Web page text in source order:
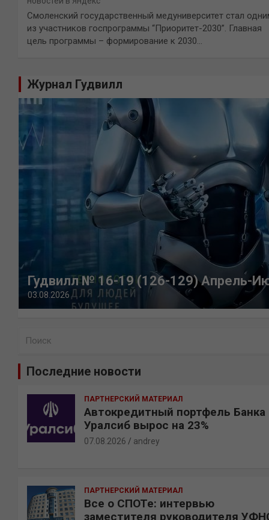
Смоленский государственный медуниверситет стал
из участников госпрограммы “Приоритет-2030”. Главная
цель программы – формирование к 2030…
Журнал Гудвилл
Гудвилл № 16-19 (126-129) Апрель-
03.08.2026
Последние новости
ПАРТНЕРСКИЙ МАТЕРИАЛ
Автокредитный портфель Банка
Уралсиб вырос на 23%
07.08.2026 andrey
ПАРТНЕРСКИЙ МАТЕРИАЛ
Все о СПОТе: интервью
заместителя руководителя